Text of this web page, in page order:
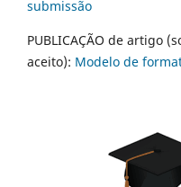
submissão
PUBLICAÇÃO de artigo
aceito): Modelo de